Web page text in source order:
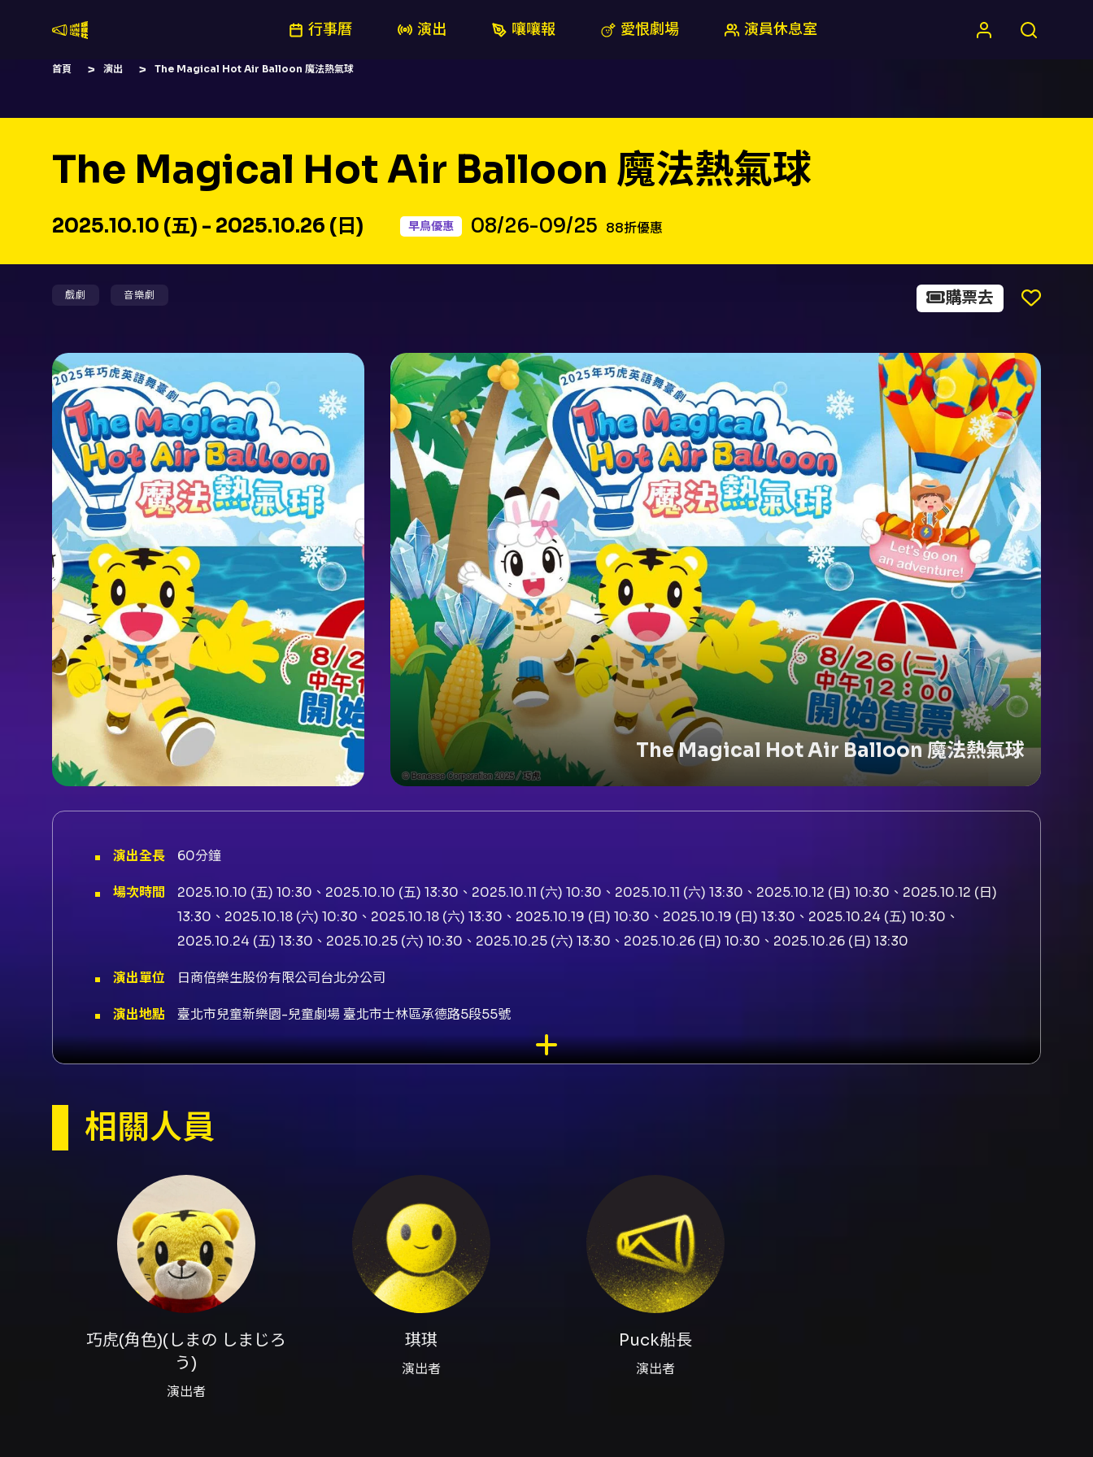
行事曆 演出 嚷嚷報 愛恨劇場 演員休息室
首頁 演出 The Magical Hot Air Balloon 魔法熱氣球
The Magical Hot Air Balloon 魔法熱氣球
2025.10.10 (五) - 2025.10.26 (日) 早鳥優惠 08/26-09/25 88折優惠
戲劇 音樂劇 購票去
The Magical Hot Air Balloon 魔法熱氣球
演出全長 60分鐘
場次時間
2025.10.10 (五) 10:30、2025.10.10 (五) 13:30、2025.10.11 (六) 10:30、2025.10.11 (六) 13:30、2025.10.12 (日) 10:30、2025.10.12 (日)
13:30、2025.10.18 (六) 10:30、2025.10.18 (六) 13:30、2025.10.19 (日) 10:30、2025.10.19 (日) 13:30、2025.10.24 (五) 10:30、
2025.10.24 (五) 13:30、2025.10.25 (六) 10:30、2025.10.25 (六) 13:30、2025.10.26 (日) 10:30、2025.10.26 (日) 13:30
演出單位 日商倍樂生股份有限公司台北分公司
演出地點 臺北市兒童新樂園-兒童劇場 臺北市士林區承德路5段55號
演出團隊 演出者巧虎(角色)(しまの しまじろう)、演出者琪琪、演出者Puck船長
一段充滿歡樂、學習與友誼的旅程！
巧虎和琪琪搭上熱氣球，跟著Puck船長展開魔法冒險。他們拜訪熱帶小島、新奇農場、冰雪王國與神秘海底世界，旅途中認識新朋友，一起快
巧虎英語舞臺劇演出以英語為主，中文為輔，讓孩子在舞臺表演中認識英語常見詞彙，自然打開英語學習之窗。
購票優惠說明
巧虎劇場好朋友專屬優惠
（08/26中午12：00起～09/25 24：00止）
透過網路於年代售票購買每張850元票券，結帳時輸入優惠折扣代碼，不限場次以及張數，皆可享有88折優惠。
信用卡購票優惠：
08/26中午12：00開始，台北富邦銀行、台新銀行及兆豐銀行信用卡卡友，透過網路購票，可享有9折優惠。
相關人員
巧虎(角色)(しまの しまじろ
う)
演出者
琪琪
演出者
Puck船長
演出者